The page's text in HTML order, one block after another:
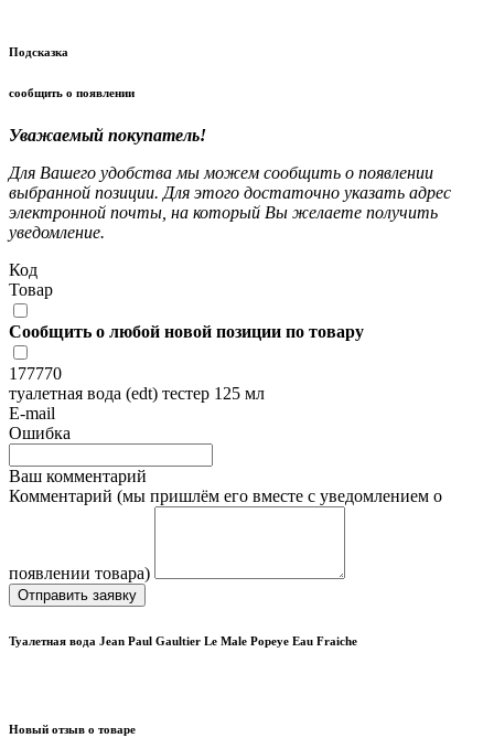
Подсказка
сообщить о появлении
Уважаемый покупатель!
Для Вашего удобства мы можем сообщить о появлении
выбранной позиции. Для этого достаточно указать адрес
электронной почты, на который Вы желаете получить
уведомление.
Код
Товар
Сообщить о любой новой позиции по товару
177770
туалетная вода (edt) тестер 125 мл
E-mail
Ошибка
Ваш комментарий
Комментарий (мы пришлём его вместе с уведомлением о
появлении товара)
Отправить заявку
Туалетная вода Jean Paul Gaultier Le Male Popeye Eau Fraiche
Новый отзыв о товаре